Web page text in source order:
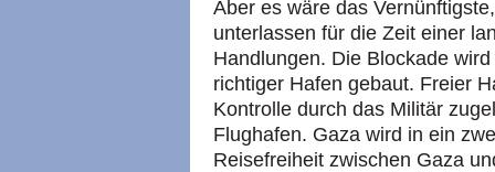
Aber es wäre das
unterlassen für die Zeit einer
Handlungen. Die Blockade
richtiger Hafen gebaut. Freier
Kontrolle durch das Militär
Flughafen. Gaza wird in ein
Reisefreiheit zwischen Gaza